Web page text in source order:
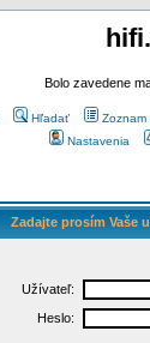
Bolo zavedene
Hľadať
Nastavenia
Zadajte prosím Vaše
Užívateľ:
Heslo: